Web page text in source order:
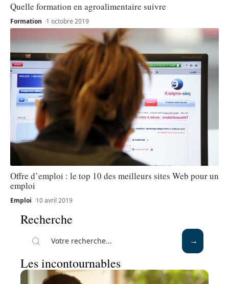
Quelle formation en agroalimentaire suivre
Formation 1 octobre 2019
Offre d’emploi : le top 10 des meilleurs sites Web pour un
emploi
Emploi 10 avril 2019
Recherche
Les incontournables